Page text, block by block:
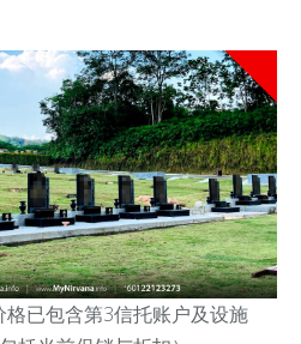
格已包含第3信托账户及设施